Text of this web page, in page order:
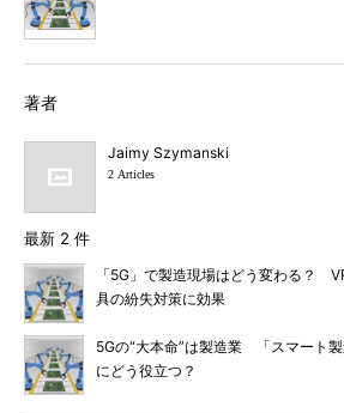
著者
Jaimy Szymanski
2 Articles
最新 2 件
「5G」で製造現場はどう変わる？
具の紛失対策に効果
5Gの“大本命”は製造業 「スマート製
にどう役立つ？